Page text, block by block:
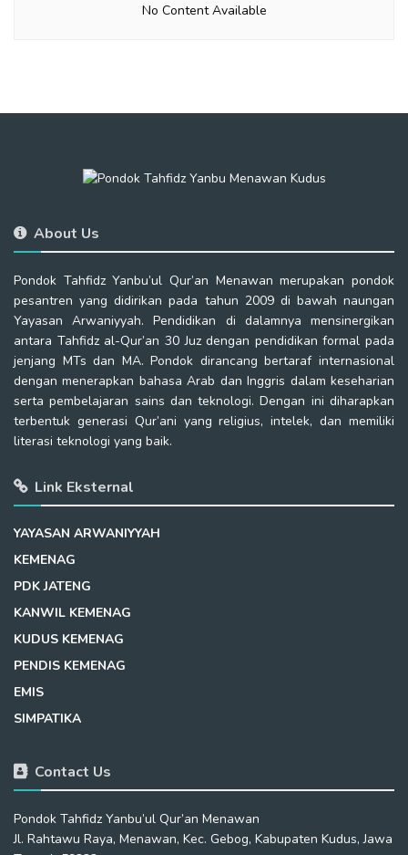
No Content Available
About Us
Pondok Tahfidz Yanbu’ul Qur’an Menawan merupakan pondok
pesantren yang didirikan pada tahun 2009 di bawah naungan
Yayasan Arwaniyyah. Pendidikan di dalamnya mensinergikan
antara Tahfidz al-Qur’an 30 Juz dengan pendidikan formal pada
jenjang MTs dan MA. Pondok dirancang bertaraf internasional
dengan menerapkan bahasa Arab dan Inggris dalam keseharian
serta pembelajaran sains dan teknologi. Dengan ini diharapkan
terbentuk generasi Qur’ani yang religius, intelek, dan memiliki
literasi teknologi yang baik.
Link Eksternal
YAYASAN ARWANIYYAH
KEMENAG
PDK JATENG
KANWIL KEMENAG
KUDUS KEMENAG
PENDIS KEMENAG
EMIS
SIMPATIKA
Contact Us
Pondok Tahfidz Yanbu’ul Qur’an Menawan
Jl. Rahtawu Raya, Menawan, Kec. Gebog, Kabupaten Kudus, Jawa